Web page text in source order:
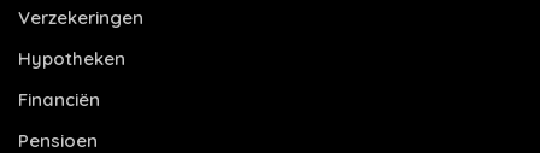
Verzekeringen
Hypotheken
Financiën
Pensioen